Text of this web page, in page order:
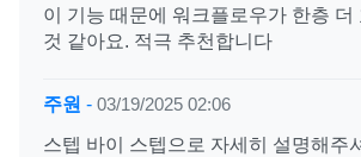
이 기능 때문에 워크플로우가 한층 더
것 같아요. 적극 추천합니다
주원 - 03/19/2025 02:06
스텝 바이 스텝으로 자세히 설명해주